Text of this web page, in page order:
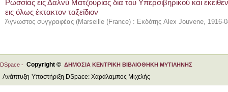
Ρωσσίας εις Δαλνύ Ματζουρίας δια του Υπερσιβηρικού και
εις όλως έκτακτον ταξείδιον
Άγνωστος συγγραφέας (Marseille (France) : Εκδότης Alex Jouvene, 1916-
DSpace - Copyright © ΔΗΜΟΣΙΑ ΚΕΝΤΡΙΚΗ ΒΙΒΛΙΟΘΗΚΗ ΜΥΤΙΛΗΝΗΣ
Ανάπτυξη-Υποστήριξη DSpace: Χαράλαμπος Μιχελής